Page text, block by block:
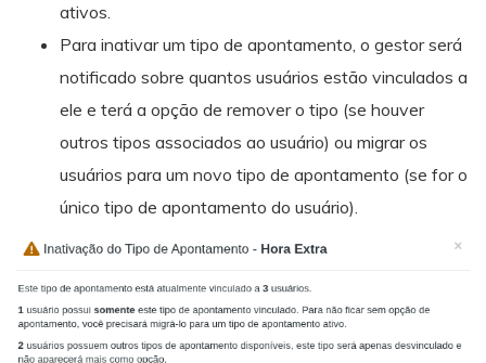
ativos.
Para inativar um tipo de apontamento, o gestor será
notificado sobre quantos usuários estão vinculados a
ele e terá a opção de remover o tipo (se houver
outros tipos associados ao usuário) ou migrar os
usuários para um novo tipo de apontamento (se for o
único tipo de apontamento do usuário).